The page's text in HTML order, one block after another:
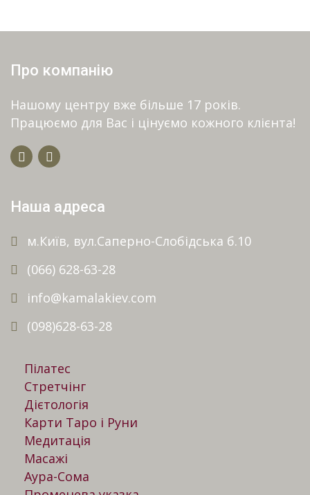
Про компанію
Нашому центру вже більше 17 років.
Працюємо для Вас і цінуємо кожного клієнта!
Наша адреса
м.Київ, вул.Саперно-Слобідська б.10
(066) 628-63-28
info@kamalakiev.com
(098)628-63-28
Пілатес
Стретчінг
Дієтологія
Карти Таро і Руни
Медитація
Масажі
Аура-Сома